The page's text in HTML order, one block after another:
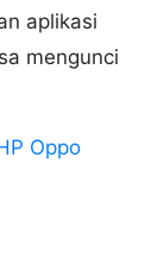
aplikasi
mengunci
Oppo